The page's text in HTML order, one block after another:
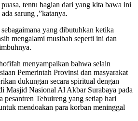
tentu bagian dari yang kita bawa ini
sarung ,”katanya.
yang dibutuhkan ketika
mengalami musibah seperti ini dan
menyampaikan bahwa selain
Pemerintah Provinsi dan masyarakat
dukungan secara spiritual dengan
Masjid Nasional Al Akbar Surabaya pada
pesantren Tebuireng yang setiap hari
mendoakan para korban meninggal